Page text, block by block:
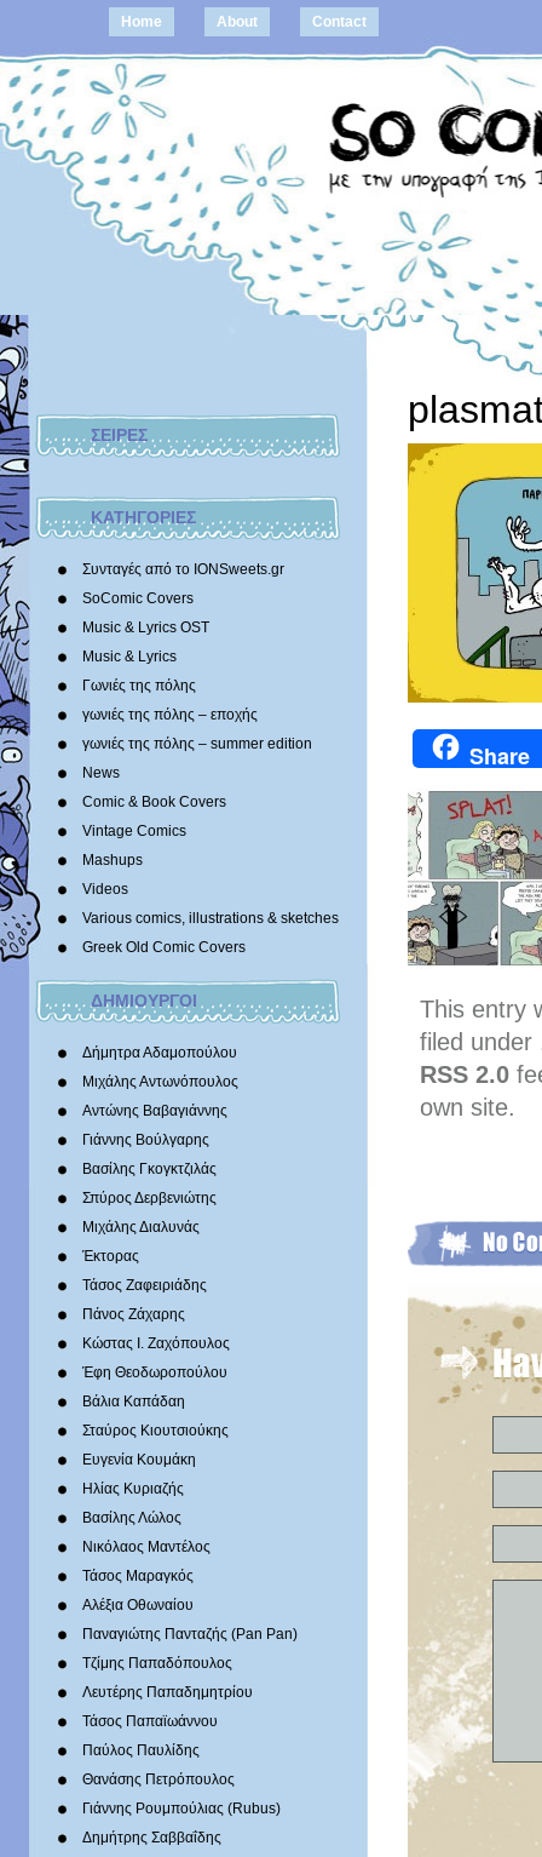
Home About Contact
ΣΕΙΡΕΣ
ΚΑΤΗΓΟΡΙΕΣ
Συνταγές από το IONSweets.gr
SoComic Covers
Music & Lyrics OST
Music & Lyrics
Γωνιές της πόλης
γωνιές της πόλης – εποχής
γωνιές της πόλης – summer edition
News
Comic & Book Covers
Vintage Comics
Mashups
Videos
Various comics, illustrations & sketches
Greek Old Comic Covers
ΔΗΜΙΟΥΡΓΟΙ
Δήμητρα Αδαμοπούλου
Μιχάλης Αντωνόπουλος
Αντώνης Βαβαγιάννης
Γιάννης Βούλγαρης
Βασίλης Γκογκτζιλάς
Σπύρος Δερβενιώτης
Mιχάλης Διαλυνάς
Έκτορας
Τάσος Ζαφειριάδης
Πάνος Ζάχαρης
Κώστας Ι. Ζαχόπουλoς
Έφη Θεοδωροπούλου
Βάλια Καπάδαη
Σταύρος Κιουτσιούκης
Ευγενία Κουμάκη
Ηλίας Κυριαζής
Βασίλης Λώλος
Νικόλαος Μαντέλος
Τάσος Μαραγκός
Αλέξια Οθωναίου
Παναγιώτης Πανταζής (Pan Pan)
Τζίμης Παπαδόπουλος
Λευτέρης Παπαδημητρίου
Τάσος Παπαϊωάννου
Παύλος Παυλίδης
Θανάσης Πετρόπουλος
Γιάννης Ρουμπούλιας (Rubus)
Δημήτρης Σαββαΐδης
Share
This entry
filed under
RSS 2.0
own site.